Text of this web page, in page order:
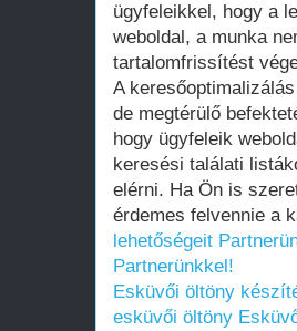
ügyfeleikkel, hogy a
weboldal, a munka
tartalomfrissítést
A
de megtérülő
hogy ügyfeleik
keresési találati
elérni. Ha Ön is
érdemes felvennie a
lehetőségeit
Partnerünkkel!
Esküvői öltöny
esküvői öltöny